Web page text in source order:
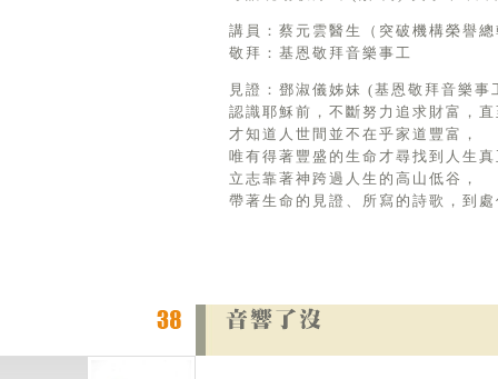
講員：蔡元雲醫生（突破機構榮譽
敬拜：基恩敬拜音樂事工
見證：鄧淑儀姊妹 (基恩敬拜音樂事
認識耶穌前，不斷努力追求財富，
才知道人世間並不在乎家道豐富，
唯有得著豐盛的生命才尋找到人生
立志靠著神跨過人生的高山低谷，
帶著生命的見證、所寫的詩歌，到